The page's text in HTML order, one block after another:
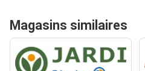
Magasins similaires